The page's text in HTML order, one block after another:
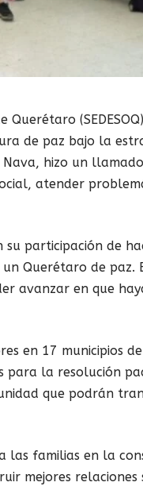
de paz bajo la
Nava, hizo un
atender
participación de
Querétaro de paz.
avanzar en que
en 17 municipios
para la resolución
que podrán
las familias en la
mejores